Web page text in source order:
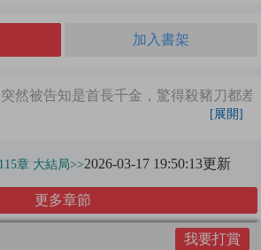
加入書架
然被告知是首長千金，驚得殺豬刀都
[展開]
章 大結局>>2026-03-17 19:50:13更新
更多章節
我要打賞